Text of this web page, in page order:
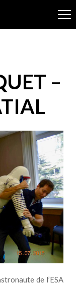
–
de l’ESA